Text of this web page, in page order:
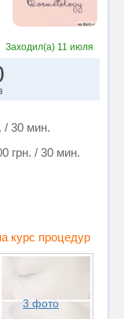
Заходил(а) 11 июля
/ 30 мин.
грн. / 30 мин.
курс процедур
3 фото